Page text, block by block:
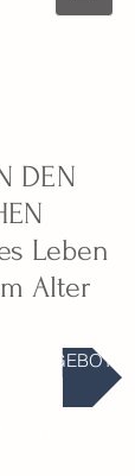
DEN
Leben
Alter